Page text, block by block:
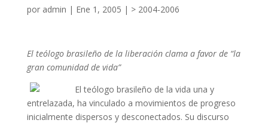
por admin | Ene 1, 2005 | > 2004-2006
El teólogo brasileño de la liberación clama a favor de “la
gran comunidad de vida”
El teólogo brasileño de la vida una y
entrelazada, ha vinculado a movimientos de progreso
inicialmente dispersos y desconectados. Su discurso